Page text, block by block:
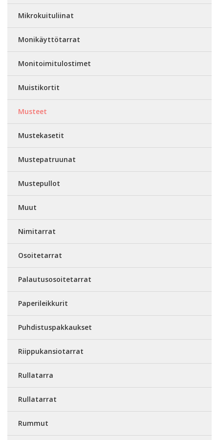
Mikrokuituliinat
Monikäyttötarrat
Monitoimitulostimet
Muistikortit
Musteet
Mustekasetit
Mustepatruunat
Mustepullot
Muut
Nimitarrat
Osoitetarrat
Palautusosoitetarrat
Paperileikkurit
Puhdistuspakkaukset
Riippukansiotarrat
Rullatarra
Rullatarrat
Rummut